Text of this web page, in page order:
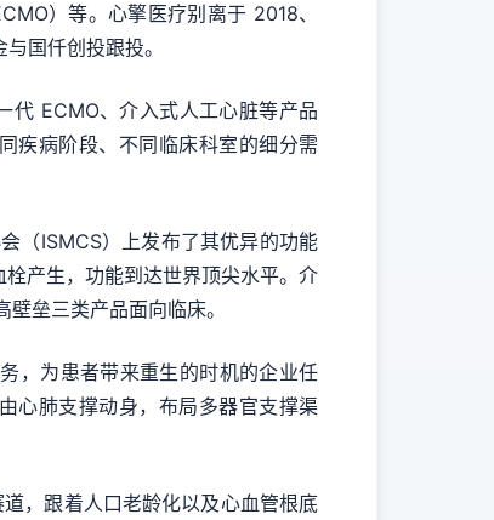
）等。心擎医疗别离于 2018、
国仟创投跟投。
代 ECMO、介入式人工心脏等产品
疾病阶段、不同临床科室的细分需
（ISMCS）上发布了其优异的功能
产生，功能到达世界顶尖水平。介
垒三类产品面向临床。
，为患者带来重生的时机的企业任
心肺支撑动身，布局多器官支撑渠
，跟着人口老龄化以及心血管根底